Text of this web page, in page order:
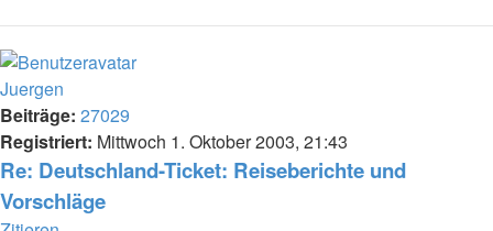
Juergen
Beiträge: 27029
Registriert: Mittwoch 1. Oktober 2003, 21:43
Re: Deutschland-Ticket: Reiseberichte und
Vorschläge